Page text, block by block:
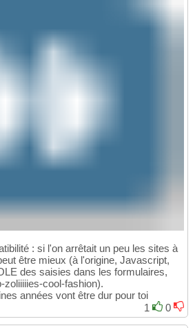
: si l'on arrêtait un peu les sites à
être mieux (à l'origine, Javascript,
des saisies dans les formulaires,
zoliiiiies-cool-fashion).
années vont être dur pour toi
1
0